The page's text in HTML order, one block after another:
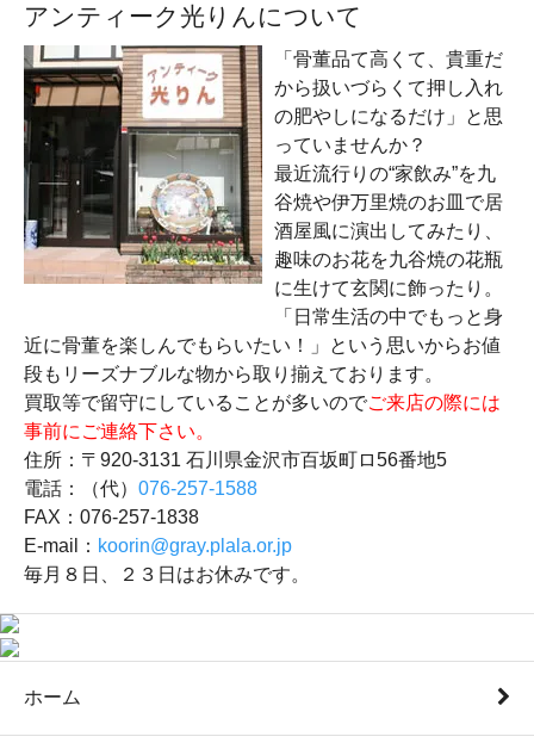
アンティーク光りんについて
「骨董品て高くて、貴重だ
から扱いづらくて押し入れ
の肥やしになるだけ」と思
っていませんか？
最近流行りの“家飲み”を九
谷焼や伊万里焼のお皿で居
酒屋風に演出してみたり、
趣味のお花を九谷焼の花瓶
に生けて玄関に飾ったり。
「日常生活の中でもっと身
近に骨董を楽しんでもらいたい！」という思いからお値
段もリーズナブルな物から取り揃えております。
買取等で留守にしていることが多いのでご来店の際には
事前にご連絡下さい。
住所：〒920-3131 石川県金沢市百坂町ロ56番地5
電話：（代） 076-257-1588
FAX：076-257-1838
E-mail： koorin@gray.plala.or.jp
毎月８日、２３日はお休みです。
ホーム